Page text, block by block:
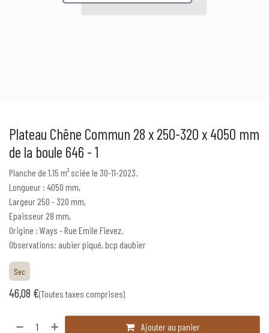
Plateau Chêne Commun 28 x 250-320 x 4050 mm
de la boule 646 - 1
Planche de 1,15 m² sciée le 30-11-2023.
Longueur : 4050 mm,
Largeur 250 - 320 mm,
Epaisseur 28 mm,
Origine : Ways - Rue Emile Fievez.
Observations: aubier piqué, bcp daubier
Sec
46,08 €(Toutes taxes comprises)
Ajouter au panier